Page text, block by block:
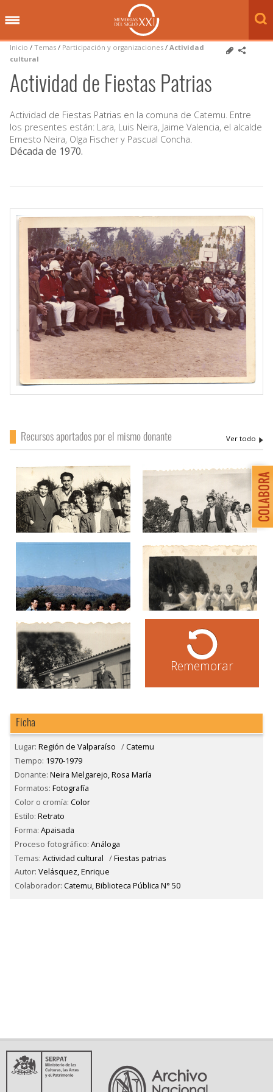
Inicio / Temas / Participación y organizaciones / Actividad
cultural
Actividad de Fiestas Patrias
Actividad de Fiestas Patrias en la comuna de Catemu. Entre
los presentes están: Lara, Luis Neira, Jaime Valencia, el alcalde
Ernesto Neira, Olga Fischer y Pascual Concha.
Década de 1970.
Recursos aportados por el mismo donante
Rememorar
Ficha
Lugar: Región de Valparaíso /Catemu
Tiempo: 1970-1979
Donante: Neira Melgarejo, Rosa María
Formatos: Fotografía
Color o cromía: Color
Estilo: Retrato
Forma: Apaisada
Proceso fotográfico: Análoga
Temas: Actividad cultural /Fiestas patrias
Autor: Velásquez, Enrique
Colaborador: Catemu, Biblioteca Pública N° 50